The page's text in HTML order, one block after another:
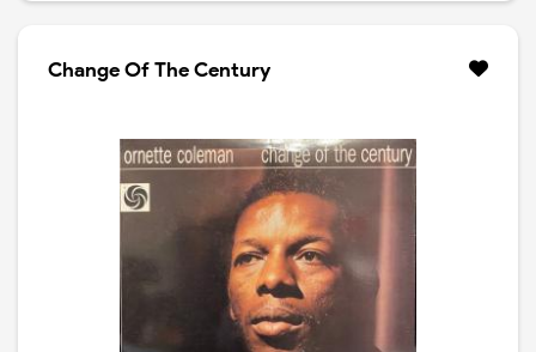
Change Of The Century